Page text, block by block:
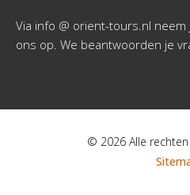
Via info @ orient-tours.nl
ons op. We beantwoorden je
© 2026 Alle